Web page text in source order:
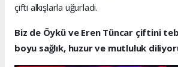
çifti alkışlarla uğurladı.
Biz de Öykü ve Eren Tüncar çiftini
boyu sağlık, huzur ve mutluluk